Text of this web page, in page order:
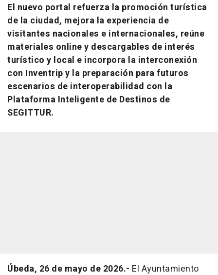
El nuevo portal refuerza la promoción turística
de la ciudad, mejora la experiencia de
visitantes nacionales e internacionales, reúne
materiales online y descargables de interés
turístico y local e incorpora la interconexión
con Inventrip y la preparación para futuros
escenarios de interoperabilidad con la
Plataforma Inteligente de Destinos de
SEGITTUR.
Úbeda, 26 de mayo de 2026.- El Ayuntamiento